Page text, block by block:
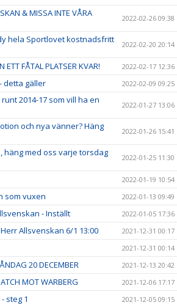
& MISSA INTE VÅRA
2022-02-26 09:38
hela Sportlovet kostnadsfritt
2022-02-20 20:14
ETT FÅTAL PLATSER KVAR! 2022-02-17 12:36
detta gäller 2022-02-09 09:25
2014-17 som vill ha en
2022-01-27 13:06
och nya vänner? Häng
2022-01-26 15:41
häng med oss varje torsdag
2022-01-25 11:30
2022-01-19 10:54
som vuxen 2022-01-13 09:49
- Inställt 2022-01-05 17:36
Allsvenskan 6/1 13:00 2021-12-31 00:17
2021-12-31 00:14
20 DECEMBER 2021-12-13 20:42
MOT WARBERG 2021-12-06 17:17
steg 1 2021-12-05 09:15